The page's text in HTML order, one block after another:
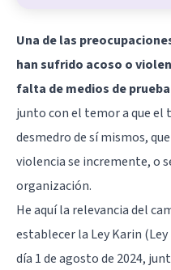
Una de las
han sufrido acoso o
falta de medios de
junto con el temor a que el
desmedro de sí mismos,
violencia se incremente, o
organización.
He aquí la relevancia del
establecer la Ley Karin (Ley
día 1 de agosto de 2024,